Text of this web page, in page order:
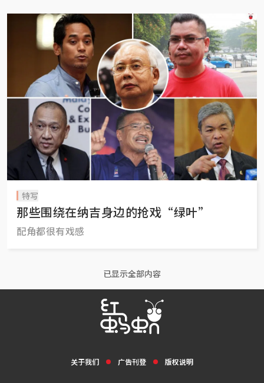
特写
那些围绕在纳吉身边的抢戏“绿叶”
配角都很有戏感
已显示全部内容
关于我们 广告刊登 版权说明